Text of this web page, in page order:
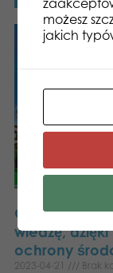
Grając w
wiedzę,
ochrony
2023-04-21 Brak
możesz
jakich